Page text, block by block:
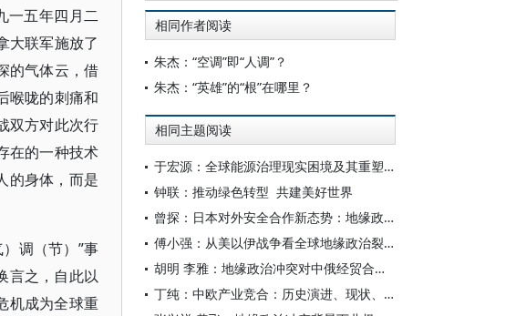
一五年四月二
大联军施放了
的气体云，借
喉咙的刺痛和
双方对此次行
在的一种技术
的身体，而是
调（节）”事
言之，自此以
机成为全球重
相同作者阅读
朱杰：“空调”即“人调”？
朱杰：“英雄”的“根”在哪里？
相同主题阅读
于宏源：全球能源治理现实困境及其重塑前景
钟联：推动绿色转型 共建美好世界
曾探：日本对外安全合作新态势：地缘政治的回归与权力角逐
傅小强：从美以伊战争看全球地缘政治裂变
胡明 李雅：地缘政治冲突对中俄经贸合作的影响——基于安全化与相互依赖理论的研究
丁纯：中欧产业竞合：历史演进、现状、成因与前景